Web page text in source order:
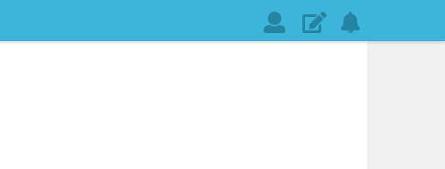
會
員
發
表
設
定